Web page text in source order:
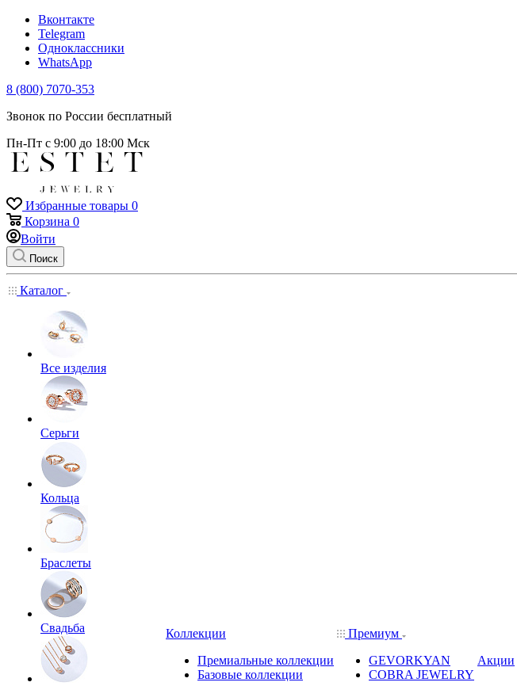
Вконтакте
Telegram
Одноклассники
WhatsApp
8 (800) 7070-353
Звонок по России бесплатный
Пн-Пт с 9:00 до 18:00 Мск
Избранные товары 0
Корзина 0
Войти
Поиск
Каталог
Все изделия
Серьги
Кольца
Браслеты
Свадьба
Коллекции
Премиальные коллекции
Базовые коллекции
Премиум
GEVORKYAN
COBRA JEWELRY
Акции